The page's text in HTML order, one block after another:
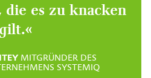
die es zu knacken
gilt.«
MITGRÜNDER DES
SYSTEMIQ